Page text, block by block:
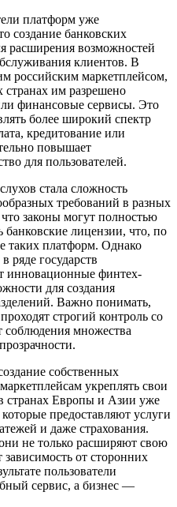
платформ уже
создание банковских
расширения возможностей
клиентов. В
российским маркетплейсом,
странах им разрешено
финансовые сервисы. Это
более широкий спектр
кредитование или
повышает
для пользователей.
стала сложность
требований в разных
законы могут полностью
банковские лицензии, что, по
таких платформ. Однако
ряде государств
инновационные финтех-
для создания
Важно понимать,
строгий контроль со
соблюдения множества
собственных
укреплять свои
странах Европы и Азии уже
предоставляют услуги
и даже страхования.
не только расширяют свою
от сторонних
пользователи
сервис, а бизнес —